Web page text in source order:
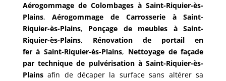
Aérogommage de Colombagesà Saint-Riquier-ès-
Plains,Aérogommage de Carrosserie àSaint-
Riquier-ès-Plains, Ponçage de meubles à
Saint-
Riquier-ès-Plains, Rénovation de portail en
fer àSaint-Riquier-ès-Plains, Nettoyage de façade
par technique de pulvérisation àSaint-Riquier-ès-
Plainsafin de décaper la surface sans altérer sa